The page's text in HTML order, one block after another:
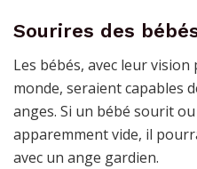
Sourires des
Les bébés, avec leur
monde, seraient capables
anges. Si un bébé sourit
apparemment vide, il
avec un ange gardien.